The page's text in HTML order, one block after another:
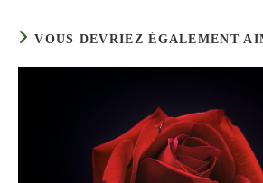
VOUS DEVRIEZ ÉGALEMENT